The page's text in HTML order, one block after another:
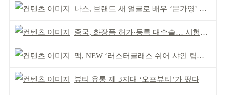
나스, 브랜드 새 얼굴로 배우 ‘문가영’ 발탁
중국, 화장품 허가·등록 대수술… 시험자료 공용 허용
맥, NEW ‘러스터글래스 쉬어 샤인 립스틱’ 출시
뷰티 유통 제 3지대 ‘오프뷰티’가 떴다